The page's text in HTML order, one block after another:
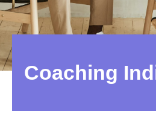
Coaching